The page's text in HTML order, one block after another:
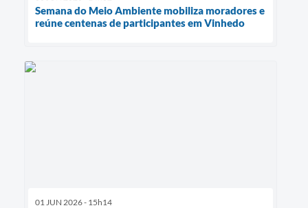
Semana do Meio Ambiente mobiliza moradores e
reúne centenas de participantes em Vinhedo
01 JUN 2026 - 15h14